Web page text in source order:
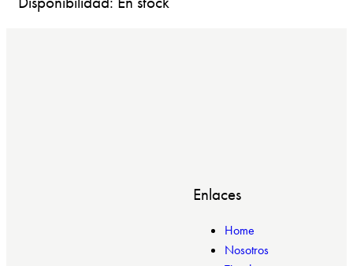
Enlaces
Home
Nosotros